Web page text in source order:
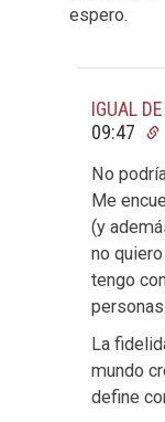
espero.
IGUAL
09:47
No
Me
(y
no
tengo
personas.
La
mundo
define